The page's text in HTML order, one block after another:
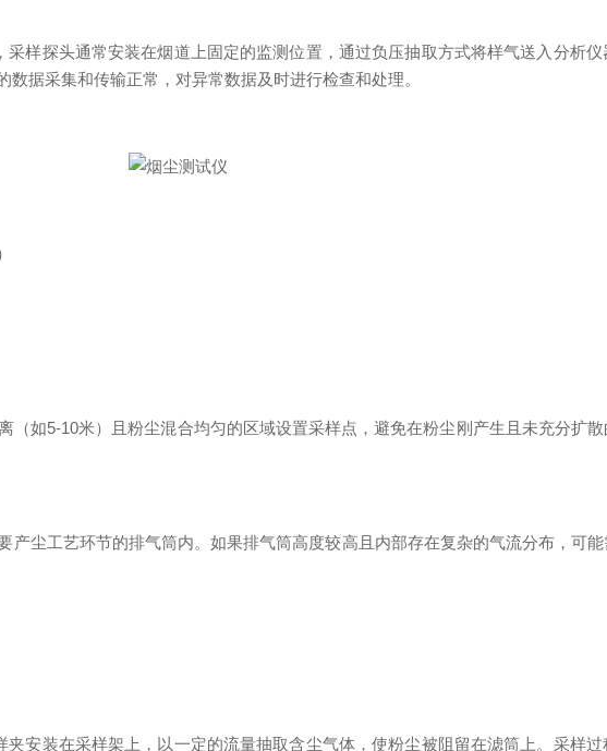
探头通常安装在烟道上固定的监测位置，通过负压抽取方式将样气送入分析仪
据采集和传输正常，对异常数据及时进行检查和处理。
5-10米）且粉尘混合均匀的区域设置采样点，避免在粉尘刚产生且未充分扩散
工艺环节的排气筒内。如果排气筒高度较高且内部存在复杂的气流分布，可
装在采样架上，以一定的流量抽取含尘气体，使粉尘被阻留在滤筒上。采样过